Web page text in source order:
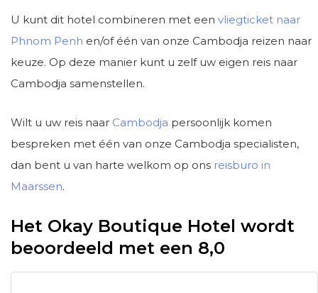
U kunt dit hotel combineren met een vliegticket naar
Phnom Penh en/of één van onze Cambodja reizen naar
keuze. Op deze manier kunt u zelf uw eigen reis naar
Cambodja samenstellen.
Wilt u uw reis naar Cambodja persoonlijk komen
bespreken met één van onze Cambodja specialisten,
dan bent u van harte welkom op ons reisburo in
Maarssen.
Het Okay Boutique Hotel wordt
beoordeeld met een 8,0